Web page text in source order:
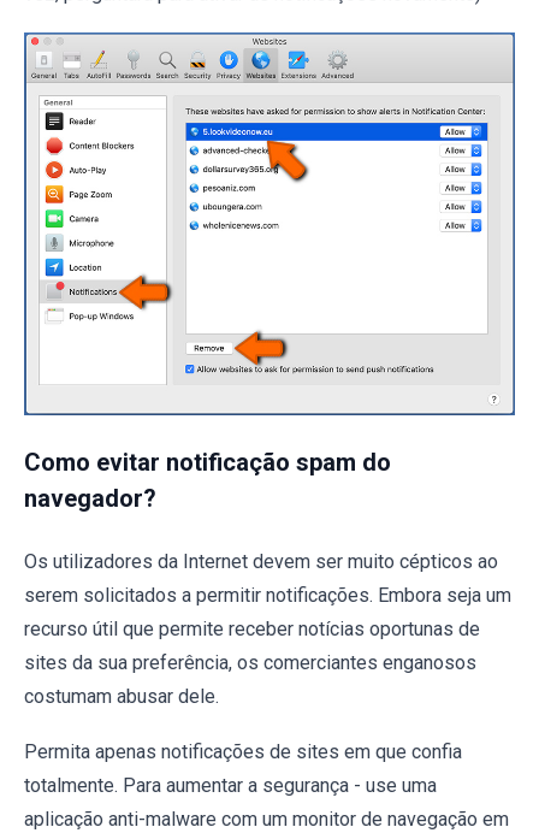
Como evitar notificação spam do
navegador?
Os utilizadores da Internet devem ser muito cépticos ao
serem solicitados a permitir notificações. Embora seja um
recurso útil que permite receber notícias oportunas de
sites da sua preferência, os comerciantes enganosos
costumam abusar dele.
Permita apenas notificações de sites em que confia
totalmente. Para aumentar a segurança - use uma
aplicação anti-malware com um monitor de navegação em